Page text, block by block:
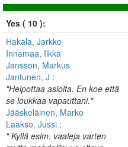
Yes ( 10 ):
Hakala, Jarkko
Innamaa, Ilkka
Jansson, Markus
Jantunen, J :
"Helpottaa asioita. En koe että
se loukkaa vapauttani."
Jääskeläinen, Marko
Laakso, Jussi :
" Kyllä esim. vaaleja varten